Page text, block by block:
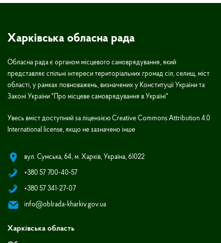
Харківська обласна рада
Обласна рада є органом місцевого самоврядування, який
представляє спільні інтереси територіальних громад сіл, селищ, міст
області, у рамках повноважень, визначених у Конституції України та
Законі України "Про місцеве самоврядування в Україні"
Увесь вміст доступний за ліцензією Creative Commons Attribution 4.0
International license, якщо не зазначено інше
вул. Сумська, 64, м. Харків, Україна, 61022
+380 57 700-40-57
+380 57 341-27-07
info@oblrada-kharkiv.gov.ua
Харківська область